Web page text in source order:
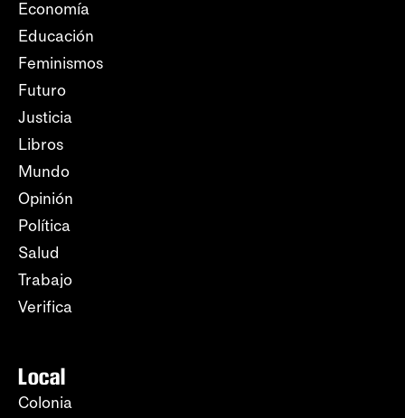
Economía
Educación
Feminismos
Futuro
Justicia
Libros
Mundo
Opinión
Política
Salud
Trabajo
Verifica
Local
Colonia